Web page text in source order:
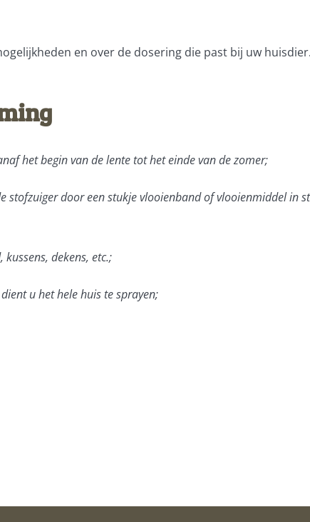
en over de dosering die past bij uw huisdier.
het begin van de lente tot het einde van de zomer;
stofzuiger door een stukje vlooienband of vlooienmiddel in
dekens, etc.;
u het hele huis te sprayen;